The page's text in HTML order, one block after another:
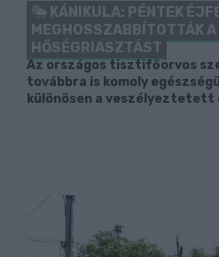
KÁNIKULA: PÉNTEK
MEGHOSSZABBÍTOTTÁK
HŐSÉGRIASZTÁST
Az országos tisztifőorvos
továbbra is komoly
különösen a veszélyeztetett